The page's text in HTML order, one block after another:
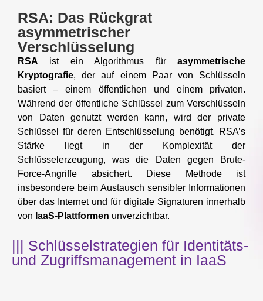
RSA: Das Rückgrat
asymmetrischer
Verschlüsselung
RSA ist ein Algorithmus für asymmetrische
Kryptografie, der auf einem Paar von Schlüsseln
basiert – einem öffentlichen und einem privaten.
Während der öffentliche Schlüssel zum Verschlüsseln
von Daten genutzt werden kann, wird der private
Schlüssel für deren Entschlüsselung benötigt. RSA’s
Stärke liegt in der Komplexität der
Schlüsselerzeugung, was die Daten gegen Brute-
Force-Angriffe absichert. Diese Methode ist
insbesondere beim Austausch sensibler Informationen
über das Internet und für digitale Signaturen innerhalb
von IaaS-Plattformen unverzichtbar.
||| Schlüsselstrategien für Identitäts-
und Zugriffsmanagement in IaaS